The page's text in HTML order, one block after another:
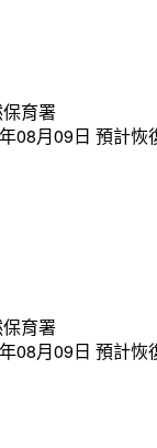
育署
08月09日 預計
育署
08月09日 預計